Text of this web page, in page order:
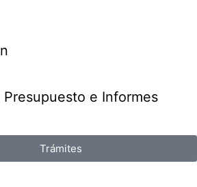
Presupuesto e Informes
Trámites